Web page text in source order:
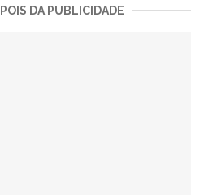
DA PUBLICIDADE